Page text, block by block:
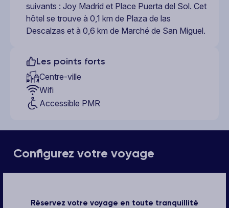
suivants : Joy Madrid et Place Puerta del Sol. Cet
hôtel se trouve à 0,1 km de Plaza de las
Descalzas et à 0,6 km de Marché de San Miguel.
Les points forts
Centre-ville
Wifi
Accessible PMR
Configurez votre voyage
Réservez votre voyage en toute tranquillité